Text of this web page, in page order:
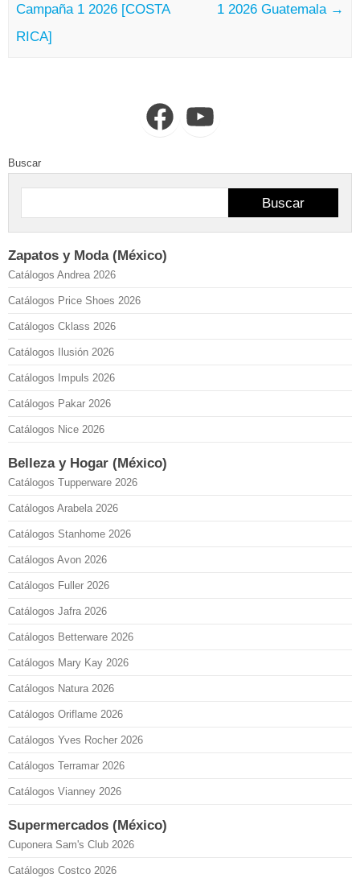
Campaña 1 2026 [COSTA
RICA]
1 2026 Guatemala →
FacebookYouTube
Buscar
Buscar
Zapatos y Moda (México)
Catálogos Andrea 2026
Catálogos Price Shoes 2026
Catálogos Cklass 2026
Catálogos Ilusión 2026
Catálogos Impuls 2026
Catálogos Pakar 2026
Catálogos Nice 2026
Belleza y Hogar (México)
Catálogos Tupperware 2026
Catálogos Arabela 2026
Catálogos Stanhome 2026
Catálogos Avon 2026
Catálogos Fuller 2026
Catálogos Jafra 2026
Catálogos Betterware 2026
Catálogos Mary Kay 2026
Catálogos Natura 2026
Catálogos Oriflame 2026
Catálogos Yves Rocher 2026
Catálogos Terramar 2026
Catálogos Vianney 2026
Supermercados (México)
Cuponera Sam's Club 2026
Catálogos Costco 2026